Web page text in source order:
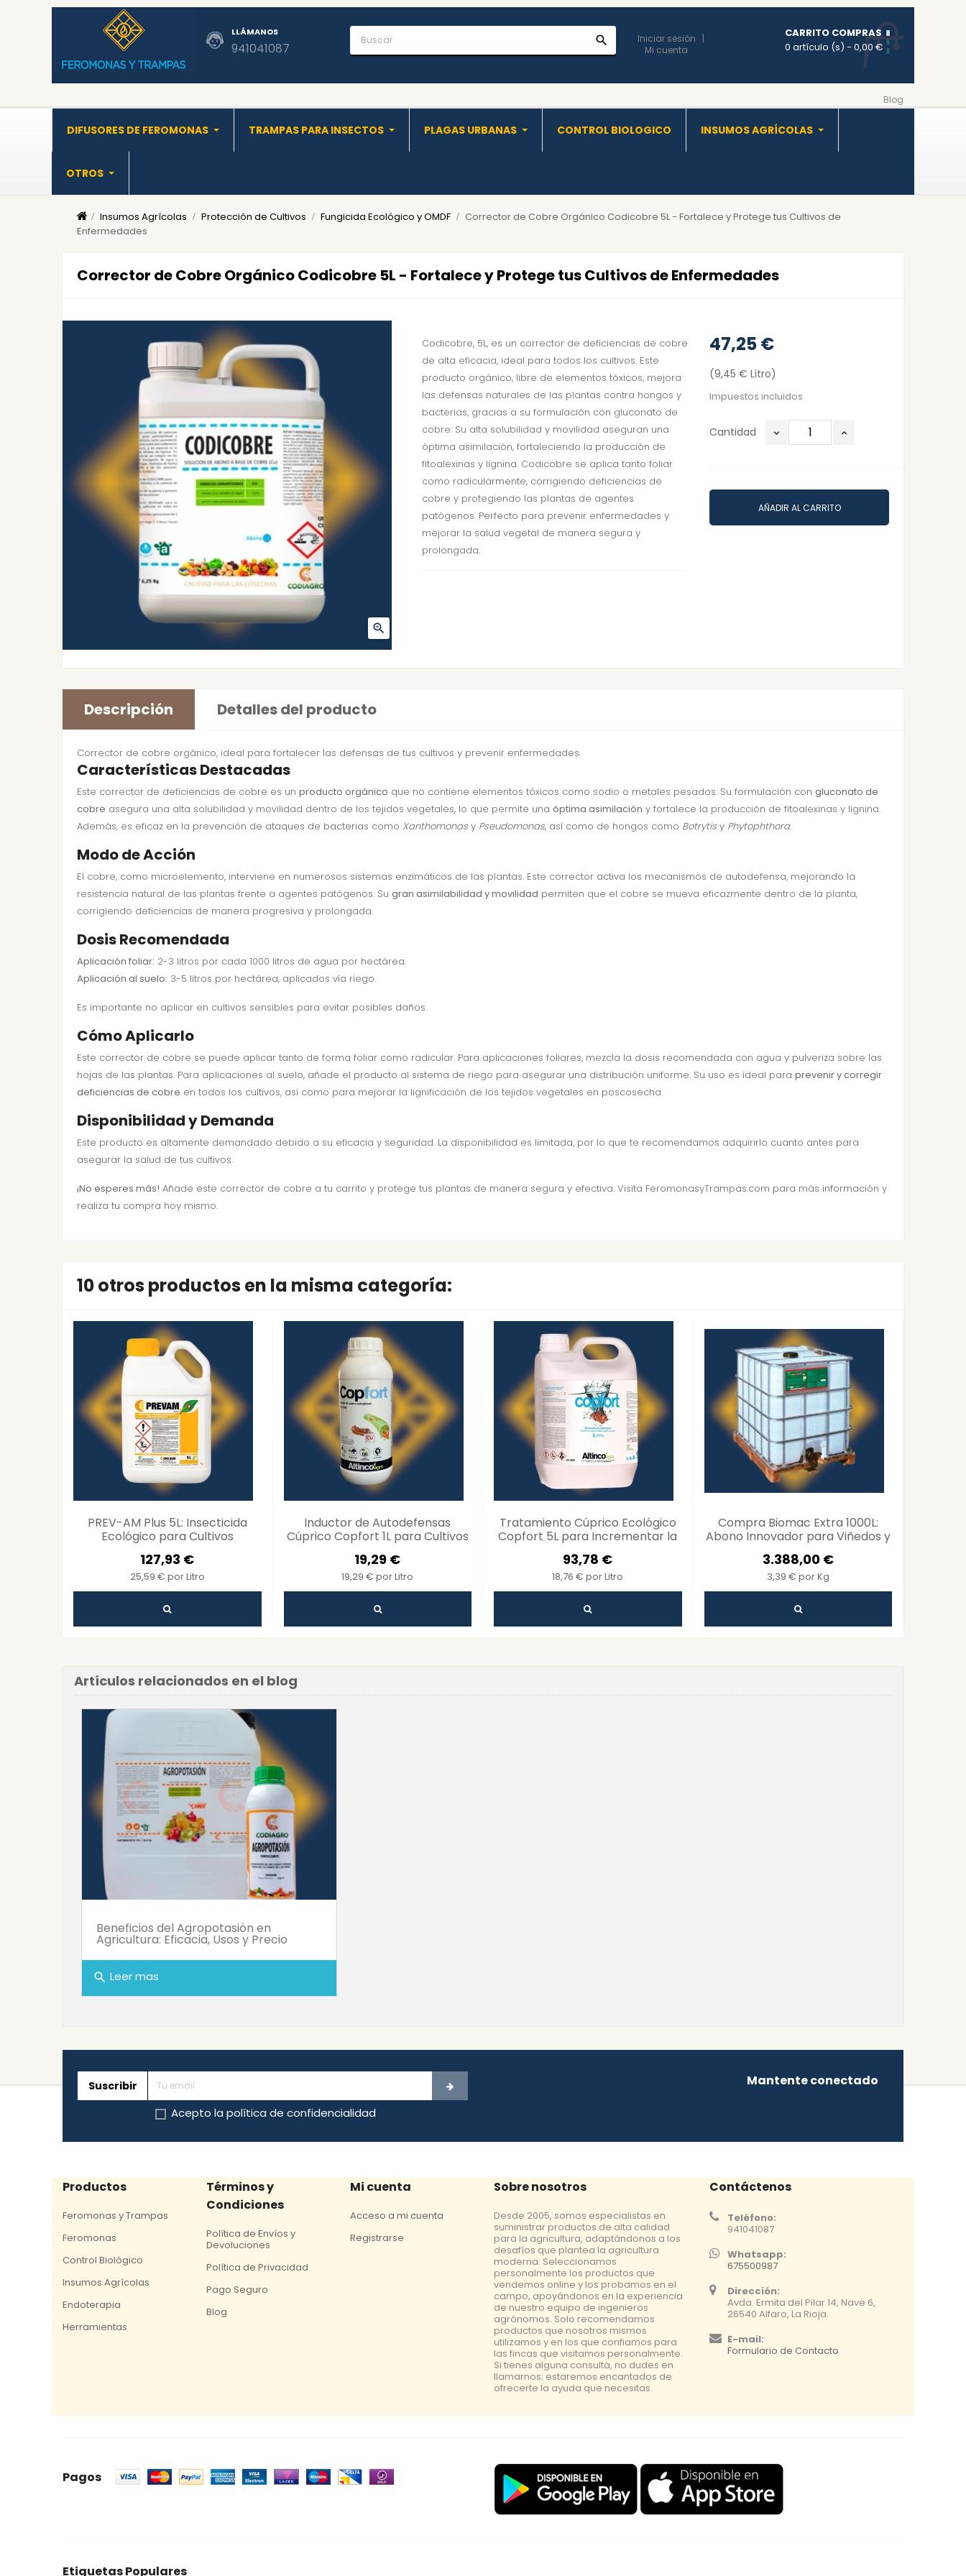
LLÁMANOS
941041087 search
Iniciar sesión
Mi cuenta
CARRITO COMPRAS
0 artículo (s) - 0,00 €
Blog
DIFUSORES DE FEROMONAS TRAMPAS PARA INSECTOS PLAGAS URBANAS CONTROL BIOLOGICO INSUMOS AGRÍCOLAS
OTROS
Insumos Agrícolas Protección de Cultivos Fungicida Ecológico y OMDF
Corrector de Cobre Orgánico Codicobre 5L - Fortalece y Protege tus Cultivos de
Enfermedades
Corrector de Cobre Orgánico Codicobre 5L - Fortalece y Protege tus Cultivos de Enfermedades

47,25 €
(9,45 € Litro)
Impuestos incluidos
Cantidad
AÑADIR AL CARRITO
Codicobre, 5L, es un corrector de deficiencias de cobre
de alta eficacia, ideal para todos los cultivos. Este
producto orgánico, libre de elementos tóxicos, mejora
las defensas naturales de las plantas contra hongos y
bacterias, gracias a su formulación con gluconato de
cobre. Su alta solubilidad y movilidad aseguran una
óptima asimilación, fortaleciendo la producción de
fitoalexinas y lignina. Codicobre se aplica tanto foliar
como radicularmente, corrigiendo deficiencias de
cobre y protegiendo las plantas de agentes
patógenos. Perfecto para prevenir enfermedades y
mejorar la salud vegetal de manera segura y
prolongada.
Descripción Detalles del producto
Corrector de cobre orgánico, ideal para fortalecer las defensas de tus cultivos y prevenir enfermedades.
Características Destacadas
Este corrector de deficiencias de cobre es un producto orgánico que no contiene elementos tóxicos como sodio o metales pesados. Su formulación con gluconato de
cobre asegura una alta solubilidad y movilidad dentro de los tejidos vegetales, lo que permite una óptima asimilación y fortalece la producción de fitoalexinas y lignina.
Además, es eficaz en la prevención de ataques de bacterias como Xanthomonasy Pseudomonas, así como de hongos como Botrytisy Phytophthora.
Modo de Acción
El cobre, como microelemento, interviene en numerosos sistemas enzimáticos de las plantas. Este corrector activa los mecanismos de autodefensa, mejorando la
resistencia natural de las plantas frente a agentes patógenos. Su gran asimilabilidad y movilidad permiten que el cobre se mueva eficazmente dentro de la planta,
corrigiendo deficiencias de manera progresiva y prolongada.
Dosis Recomendada
Aplicación foliar: 2-3 litros por cada 1000 litros de agua por hectárea.
Aplicación al suelo: 3-5 litros por hectárea, aplicados vía riego.
Es importante no aplicar en cultivos sensibles para evitar posibles daños.
Cómo Aplicarlo
Este corrector de cobre se puede aplicar tanto de forma foliar como radicular. Para aplicaciones foliares, mezcla la dosis recomendada con agua y pulveriza sobre las
hojas de las plantas. Para aplicaciones al suelo, añade el producto al sistema de riego para asegurar una distribución uniforme. Su uso es ideal para prevenir y corregir
deficiencias de cobre en todos los cultivos, así como para mejorar la lignificación de los tejidos vegetales en poscosecha.
Disponibilidad y Demanda
Este producto es altamente demandado debido a su eficacia y seguridad. La disponibilidad es limitada, por lo que te recomendamos adquirirlo cuanto antes para
asegurar la salud de tus cultivos.
¡No esperes más! Añade este corrector de cobre a tu carrito y protege tus plantas de manera segura y efectiva. Visita FeromonasyTrampas.com para más información y
realiza tu compra hoy mismo.
10 otros productos en la misma categoría:
PREV-AM Plus 5L: Insecticida
Ecológico para Cultivos
Saludables
127,93 €
25,59 € por Litro
Inductor de Autodefensas
Cúprico Copfort 1L para Cultivos
contra...
19,29 €
19,29 € por Litro
Tratamiento Cúprico Ecológico
Copfort 5L para Incrementar la
Resistencia de Cultivos Frutales
y...
93,78 €
18,76 € por Litro
Compra Biomac Extra 1000L:
Abono Innovador para Viñedos y
Olivos - Mejora la Resistencia y...
3.388,00 €
3,39 € por Kg
Artículos relacionados en el blog
Beneficios del Agropotasión en
Agricultura: Eficacia, Usos y Precio
search Leer mas
Suscribir
Acepto la política de confidencialidad
Mantente conectado
Productos
Feromonas y Trampas
Feromonas
Control Biológico
Insumos Agrícolas
Endoterapia
Herramientas
Términos y
Condiciones
Política de Envíos y
Devoluciones
Política de Privacidad
Pago Seguro
Blog
Mi cuenta
Acceso a mi cuenta
Registrarse
Sobre nosotros
Desde 2005, somos especialistas en
suministrar productos de alta calidad
para la agricultura, adaptándonos a los
desafíos que plantea la agricultura
moderna. Seleccionamos
personalmente los productos que
vendemos online y los probamos en el
campo, apoyándonos en la experiencia
de nuestro equipo de ingenieros
agrónomos. Solo recomendamos
productos que nosotros mismos
utilizamos y en los que confiamos para
las fincas que visitamos personalmente.
Si tienes alguna consulta, no dudes en
llamarnos; estaremos encantados de
ofrecerte la ayuda que necesitas.
Contáctenos
Teléfono:
941041087
Whatsapp:
675500987
Dirección:
Avda. Ermita del Pilar 14, Nave 6,
26540 Alfaro, La Rioja.
E-mail:
Formulario de Contacto
Pagos
Etiquetas Populares